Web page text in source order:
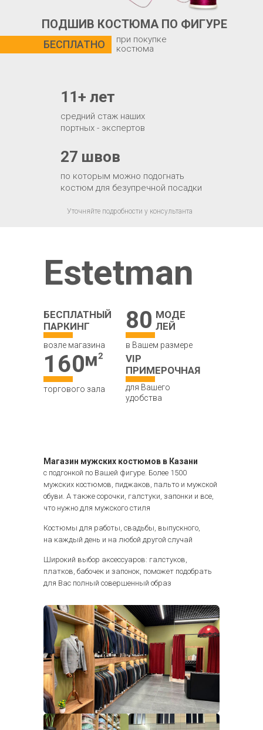
ПОДШИВ КОСТЮМА ПО ФИГУРЕ
БЕСПЛАТНО
по которым можно подогнать
костюм для безупречной посадки
27 швов
средний стаж наших
портных - экспертов
11+ лет
при покупке
костюма
Уточняйте подробности у консультанта
с подгонкой по Вашей фигуре. Более 1500
мужских костюмов, пиджаков, пальто и мужской
обуви. А также сорочки, галстуки, запонки и все,
что нужно для мужского стиля
Костюмы для работы, свадьбы, выпускного,
на каждый день и на любой другой случай
Широкий выбор аксессуаров: галстуков,
платков, бабочек и запонок, поможет подобрать
для Вас полный совершенный образ
Estetman
БЕСПЛАТНЫЙ
ПАРКИНГ
возле магазина
80 МОДЕ
ЛЕЙ
в Вашем размере
160
торгового зала
VIP
ПРИМЕРОЧНАЯ
для Вашего
удобства
Магазин мужских костюмов в Казани